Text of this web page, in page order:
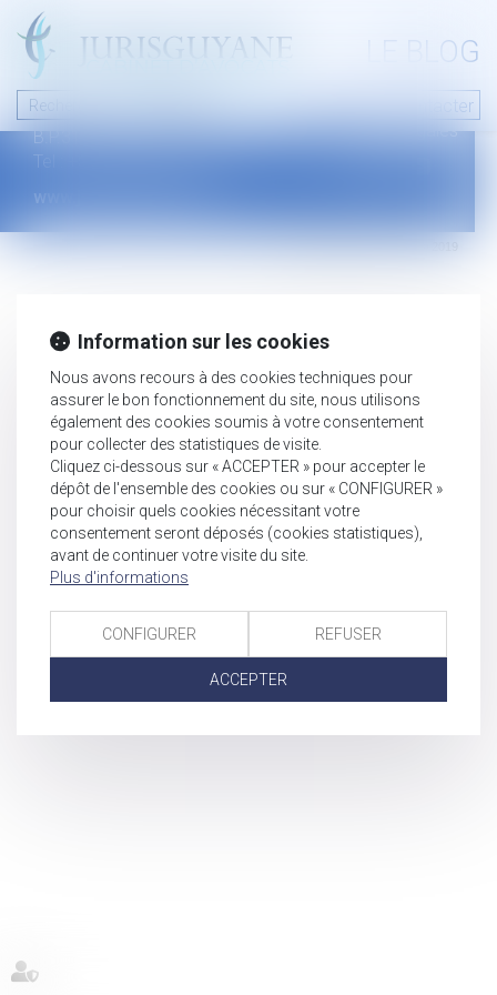
LE BLOG
Nous contacter
46 avenue de la liberté
B.P.315 - 97327 Cayenne Cedex
Tel : +594 594 29 45 35
www.jurisguyane.com
Mentions légales
Information sur les cookies
Nous avons recours à des cookies techniques pour
assurer le bon fonctionnement du site, nous utilisons
également des cookies soumis à votre consentement
pour collecter des statistiques de visite.
Cliquez ci-dessous sur « ACCEPTER » pour accepter le
dépôt de l'ensemble des cookies ou sur « CONFIGURER »
pour choisir quels cookies nécessitant votre
consentement seront déposés (cookies statistiques),
avant de continuer votre visite du site.
Plus d'informations
CONFIGURER REFUSER
ACCEPTER